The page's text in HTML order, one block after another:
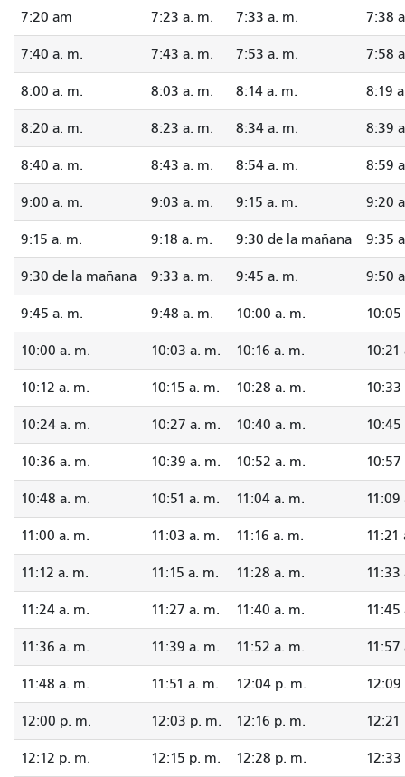
7:20 am 7:23 a. m. 7:33 a. m. 7:38
7:40 a. m. 7:43 a. m. 7:53 a. m. 7:58
8:00 a. m. 8:03 a. m. 8:14 a. m. 8:19
8:20 a. m. 8:23 a. m. 8:34 a. m. 8:39
8:40 a. m. 8:43 a. m. 8:54 a. m. 8:59
9:00 a. m. 9:03 a. m. 9:15 a. m. 9:20
9:15 a. m. 9:18 a. m. 9:30 de la mañana 9:35
9:30 de la mañana 9:33 a. m. 9:45 a. m. 9:50
9:45 a. m. 9:48 a. m. 10:00 a. m. 10:05
10:00 a. m. 10:03 a. m. 10:16 a. m. 10:21
10:12 a. m. 10:15 a. m. 10:28 a. m. 10:33
10:24 a. m. 10:27 a. m. 10:40 a. m. 10:45
10:36 a. m. 10:39 a. m. 10:52 a. m. 10:57
10:48 a. m. 10:51 a. m. 11:04 a. m. 11:09
11:00 a. m. 11:03 a. m. 11:16 a. m. 11:21
11:12 a. m. 11:15 a. m. 11:28 a. m. 11:33
11:24 a. m. 11:27 a. m. 11:40 a. m. 11:45
11:36 a. m. 11:39 a. m. 11:52 a. m. 11:57
11:48 a. m. 11:51 a. m. 12:04 p. m.
12:00 p. m. 12:03 p. m. 12:16 p. m. 12:21
12:12 p. m. 12:15 p. m. 12:28 p. m.